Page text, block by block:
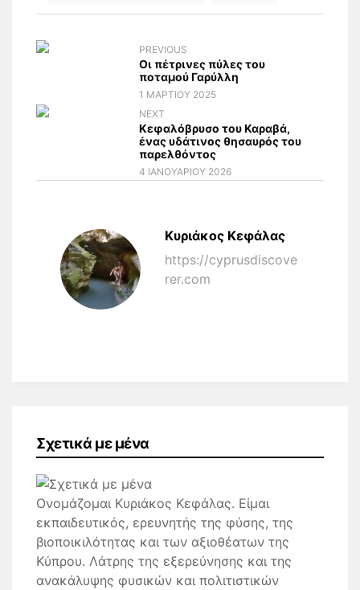
PREVIOUS
Οι πέτρινες πύλες του
ποταμού Γαρύλλη
1 ΜΑΡΤΊΟΥ 2025
NEXT
Κεφαλόβρυσο του Καραβά,
ένας υδάτινος θησαυρός του
παρελθόντος
4 ΙΑΝΟΥΑΡΊΟΥ 2026
Κυριάκος Κεφάλας
https://cyprusdiscove
rer.com
Σχετικά με μένα
Ονομάζομαι Κυριάκος Κεφάλας. Είμαι
εκπαιδευτικός, ερευνητής της φύσης, της
βιοποικιλότητας και των αξιοθέατων της
Κύπρου. Λάτρης της εξερεύνησης και της
ανακάλυψης φυσικών και πολιτιστικών